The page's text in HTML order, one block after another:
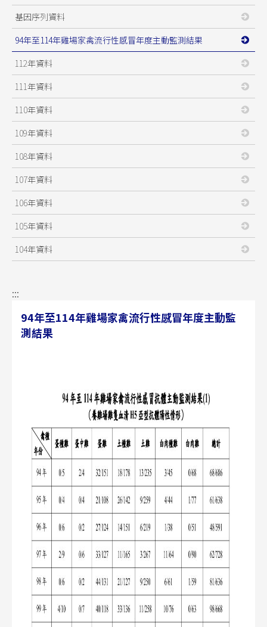
基因序列資料
94年至114年雞場家禽流行性感冒年度主動監測結果
112年資料
111年資料
110年資料
109年資料
108年資料
107年資料
106年資料
105年資料
104年資料
:::
94年至114年雞場家禽流行性感冒年度主動監
測結果